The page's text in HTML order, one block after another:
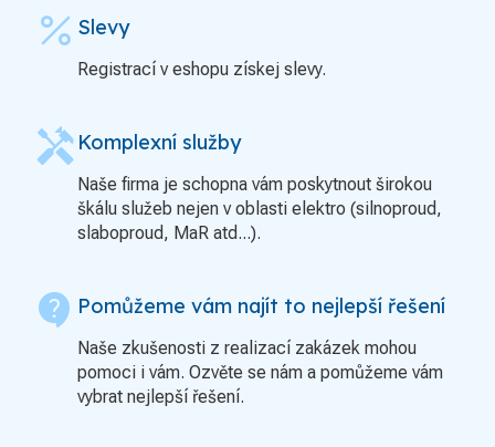
percent Slevy
Registrací v eshopu získej slevy.
handyman Komplexní služby
Naše firma je schopna vám poskytnout širokou
škálu služeb nejen v oblasti elektro (silnoproud,
slaboproud, MaR atd...).
contact_support Pomůžeme vám najít to nejlepší řešení
Naše zkušenosti z realizací zakázek mohou
pomoci i vám. Ozvěte se nám a pomůžeme vám
vybrat nejlepší řešení.